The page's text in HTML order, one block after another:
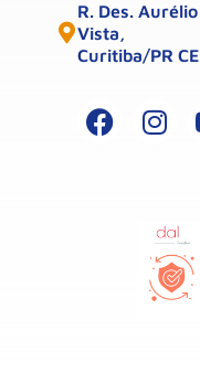
R. Des.
Vista,
Curitiba/PR